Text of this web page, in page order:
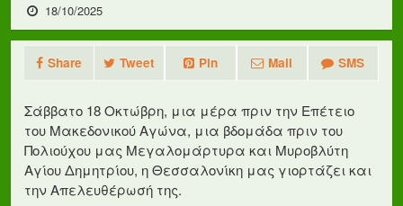
18/10/2025
Share Tweet Pin Mail SMS
Σάββατο 18 Οκτώβρη, μια μέρα πριν την Επέτειο
του Μακεδονικού Αγώνα, μια βδομάδα πριν του
Πολιούχου μας Μεγαλομάρτυρα και Μυροβλύτη
Αγίου Δημητρίου, η Θεσσαλονίκη μας γιορτάζει και
την Απελευθέρωσή της.